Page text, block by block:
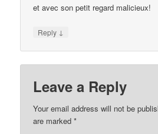
et avec son petit regard malicieux!
Reply ↓
Leave a Reply
Your email address will not be
are marked*